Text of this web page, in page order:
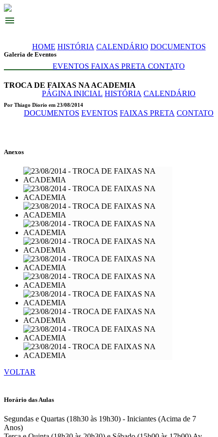
menu
HOME HISTÓRIA CALENDÁRIO DOCUMENTOS
EVENTOS FAIXAS PRETA CONTATO
PÁGINA INICIAL HISTÓRIA CALENDÁRIO
DOCUMENTOS EVENTOS FAIXAS PRETA CONTATO
Galeria de Eventos
TROCA DE FAIXAS NA ACADEMIA
Por Thiago Diorio em 23/08/2014
Anexos
VOLTAR
Horário das Aulas
Segundas e Quartas (18h30 às 19h30) - Iniciantes (Acima de 7
Anos)